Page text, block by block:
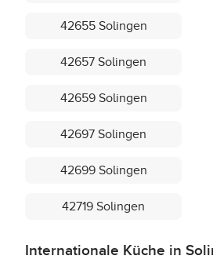
42655 Solingen
42657 Solingen
42659 Solingen
42697 Solingen
42699 Solingen
42719 Solingen
Internationale Küche in